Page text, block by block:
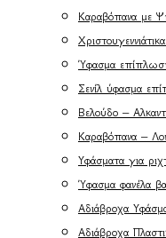
Καραβόπανα με
Ύφασμα
Σενίλ ύφασμα
Βελούδο –
Καραβόπανα –
Υφάσματα για
Ύφασμα φανέλα
Αδιάβροχα
Αδιάβροχα